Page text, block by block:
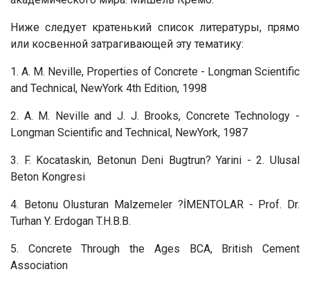
Ниже следует кратенький список литературы, прямо
или косвенной затрагивающей эту тематику:
1. A. M. Neville, Properties of Concrete - Longman Scientific
and Technical, NewYork 4th Edition, 1998
2. A. M. Neville and J. J. Brooks, Concrete Technology -
Longman Scientific and Technical, NewYork, 1987
3. F. Kocataskin, Betonun Deni Bugtrun? Yarini - 2. Ulusal
Beton Kongresi
4. Betonu Olusturan Malzemeler ?İMENTOLAR - Prof. Dr.
Turhan Y. Erdogan T.H.B.B.
5. Concrete Through the Ages BCA, British Cement
Association